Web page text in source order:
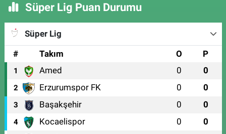
Süper Lig Puan Durumu
Süper Lig
#
Takım O P
1 Amed 0 0
2 Erzurumspor FK 0 0
3 Başakşehir 0 0
4 Kocaelispor 0 0